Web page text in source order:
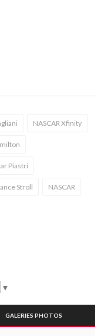
NASCAR Xfinity
Piastri
Stroll NASCAR
▼
GALERIES PHOTOS